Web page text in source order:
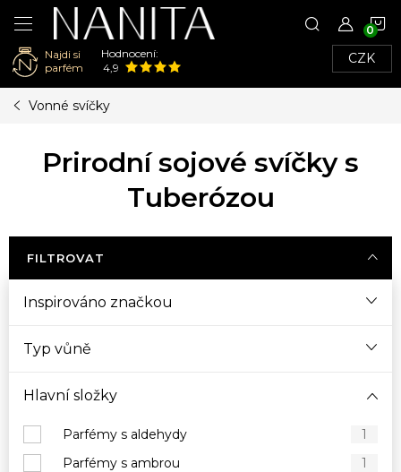
Najdi si
parfém
Hodnocení:
4,9
CZK
Vonné svíčky
Prirodní sojové svíčky s
Tuberózou
FILTROVAT
Inspirováno značkou
Typ vůně
Hlavní složky
Parfémy s aldehydy
1
Parfémy s ambrou
1